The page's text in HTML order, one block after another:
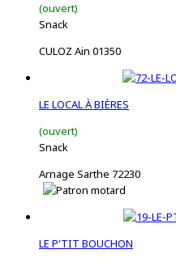
(ouvert)
Snack
CULOZ Ain 01350
LE LOCAL À BIÈRES
(ouvert)
Snack
Arnage Sarthe 72230
LE P'TIT BOUCHON